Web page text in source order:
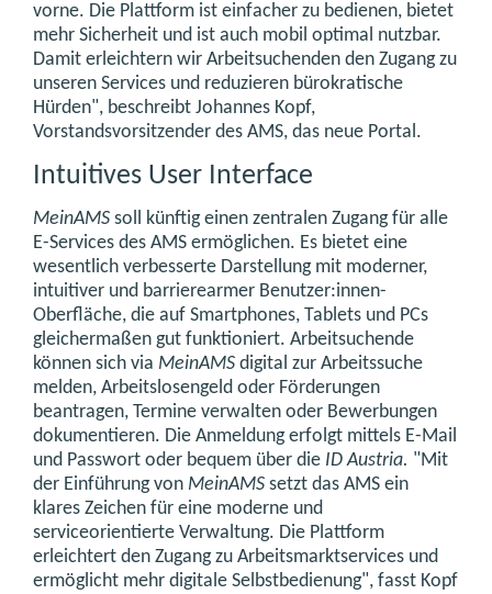
vorne. Die Plattform ist einfacher zu bedienen, bietet
mehr Sicherheit und ist auch mobil optimal nutzbar.
Damit erleichtern wir Arbeitsuchenden den Zugang zu
unseren Services und reduzieren bürokratische
Hürden", beschreibt Johannes Kopf,
Vorstandsvorsitzender des AMS, das neue Portal.
Intuitives User Interface
MeinAMS soll künftig einen zentralen Zugang für alle
E-Services des AMS ermöglichen. Es bietet eine
wesentlich verbesserte Darstellung mit moderner,
intuitiver und barrierearmer Benutzer:innen-
Oberfläche, die auf Smartphones, Tablets und PCs
gleichermaßen gut funktioniert. Arbeitsuchende
können sich via MeinAMS digital zur Arbeitssuche
melden, Arbeitslosengeld oder Förderungen
beantragen, Termine verwalten oder Bewerbungen
dokumentieren. Die Anmeldung erfolgt mittels E-Mail
und Passwort oder bequem über die ID Austria. "Mit
der Einführung von MeinAMS setzt das AMS ein
klares Zeichen für eine moderne und
serviceorientierte Verwaltung. Die Plattform
erleichtert den Zugang zu Arbeitsmarktservices und
ermöglicht mehr digitale Selbstbedienung", fasst Kopf